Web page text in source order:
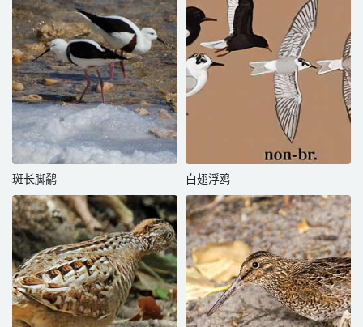
斑长脚鹬 白翅浮鸥